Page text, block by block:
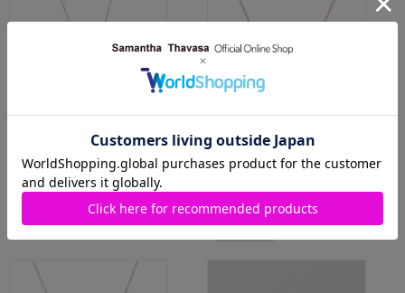
K10 PG フルーレットネックレス
￥46,200(税込)
Samantha Tiara
K10 YG フラワーパールネックレ
￥50,600(税込)